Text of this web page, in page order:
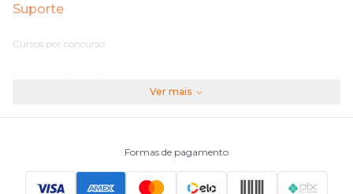
Suporte
Cursos por concurso
Ver mais
Formas de pagamento